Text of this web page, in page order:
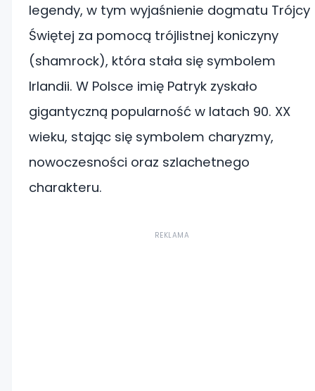
legendy, w tym wyjaśnienie dogmatu Trójcy
Świętej za pomocą trójlistnej koniczyny
(shamrock), która stała się symbolem
Irlandii. W Polsce imię Patryk zyskało
gigantyczną popularność w latach 90. XX
wieku, stając się symbolem charyzmy,
nowoczesności oraz szlachetnego
charakteru.
REKLAMA